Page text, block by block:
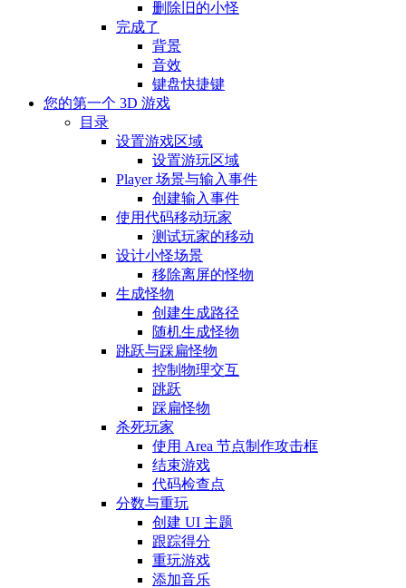
删除旧的小怪
完成了
背景
音效
键盘快捷键
您的第一个 3D 游戏
目录
设置游戏区域
设置游玩区域
Player 场景与输入事件
创建输入事件
使用代码移动玩家
测试玩家的移动
设计小怪场景
移除离屏的怪物
生成怪物
创建生成路径
随机生成怪物
跳跃与踩扁怪物
控制物理交互
跳跃
踩扁怪物
杀死玩家
使用 Area 节点制作攻击框
结束游戏
代码检查点
分数与重玩
创建 UI 主题
跟踪得分
重玩游戏
添加音乐